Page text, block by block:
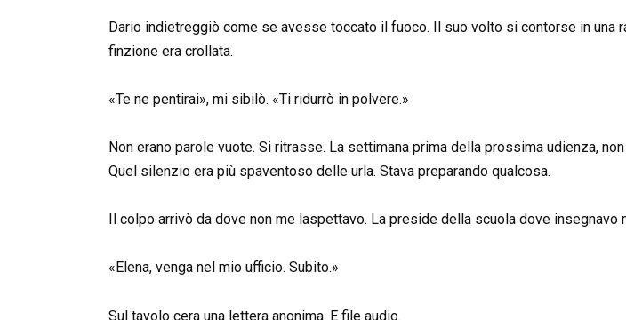
Dario indietreggiò come se avesse toccato il fuoco. Il suo volto si contorse in una
finzione era crollata.
«Te ne pentirai», mi sibilò. «Ti ridurrò in polvere.»
Non erano parole vuote. Si ritrasse. La settimana prima della prossima udienza,
Quel silenzio era più spaventoso delle urla. Stava preparando qualcosa.
Il colpo arrivò da dove non me laspettavo. La preside della scuola dove insegnavo
«Elena, venga nel mio ufficio. Subito.»
Sul tavolo cera una lettera anonima. E file audio.